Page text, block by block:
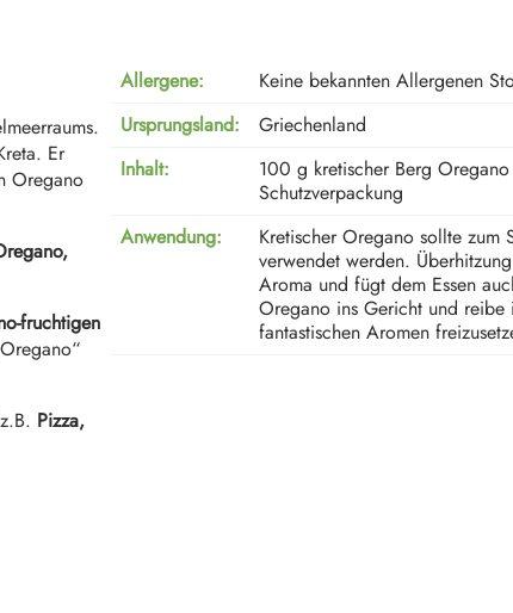
Er
Oregano
fruchtigen
Pizza,
Allergene:
Keine bekannten Allergenen
Ursprungsland:
Griechenland
Inhalt:
100 g kretischer Berg
Schutzverpackung
Anwendung:
Kretischer Oregano sollte zum
verwendet werden.
Aroma und fügt dem Essen
Oregano ins Gericht und
fantastischen Aromen